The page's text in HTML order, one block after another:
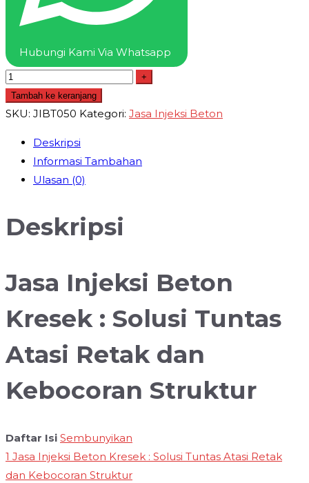
Hubungi Kami Via Whatsapp
+
Tambah ke keranjang
SKU: JIBT050 Kategori: Jasa Injeksi Beton
Deskripsi
Informasi Tambahan
Ulasan (0)
Deskripsi
Jasa Injeksi Beton
Kresek : Solusi Tuntas
Atasi Retak dan
Kebocoran Struktur
Daftar Isi Sembunyikan
1 Jasa Injeksi Beton Kresek : Solusi Tuntas Atasi Retak
dan Kebocoran Struktur